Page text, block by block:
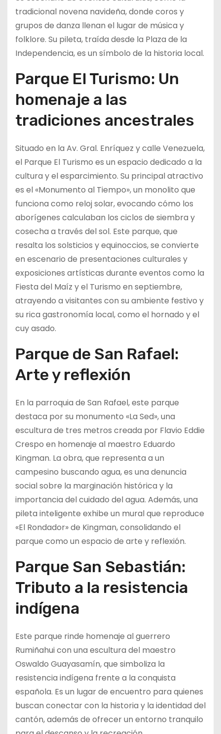
tradicional novena navideña, donde coros y
grupos de danza llenan el lugar de música y
folklore. Su pileta, traída desde la Plaza de la
Independencia, es un símbolo de la historia local.
Parque El Turismo: Un
homenaje a las
tradiciones ancestrales
Situado en la Av. Gral. Enríquez y calle Venezuela,
el Parque El Turismo es un espacio dedicado a la
cultura y el esparcimiento. Su principal atractivo
es el «Monumento al Tiempo», un monolito que
funciona como reloj solar, evocando cómo los
aborígenes calculaban los ciclos de siembra y
cosecha a través del sol. Este parque, que
resalta los solsticios y equinoccios, se convierte
en escenario de presentaciones culturales y
exposiciones artísticas durante eventos como la
Fiesta del Maíz y el Turismo en septiembre,
atrayendo a visitantes con su ambiente festivo y
su rica gastronomía local, como el hornado y el
cuy asado.
Parque de San Rafael:
Arte y reflexión
En la parroquia de San Rafael, este parque
destaca por su monumento «La Sed», una
escultura de tres metros creada por Flavio Eddie
Crespo en homenaje al maestro Eduardo
Kingman. La obra, que representa a un
campesino buscando agua, es una denuncia
social sobre la marginación histórica y la
importancia del cuidado del agua. Además, una
pileta inteligente exhibe un mural que reproduce
«El Rondador» de Kingman, consolidando el
parque como un espacio de arte y reflexión.
Parque San Sebastián:
Tributo a la resistencia
indígena
Este parque rinde homenaje al guerrero
Rumiñahui con una escultura del maestro
Oswaldo Guayasamín, que simboliza la
resistencia indígena frente a la conquista
española. Es un lugar de encuentro para quienes
buscan conectar con la historia y la identidad del
cantón, además de ofrecer un entorno tranquilo